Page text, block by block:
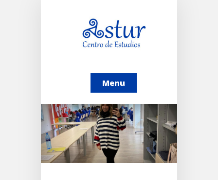
Menu